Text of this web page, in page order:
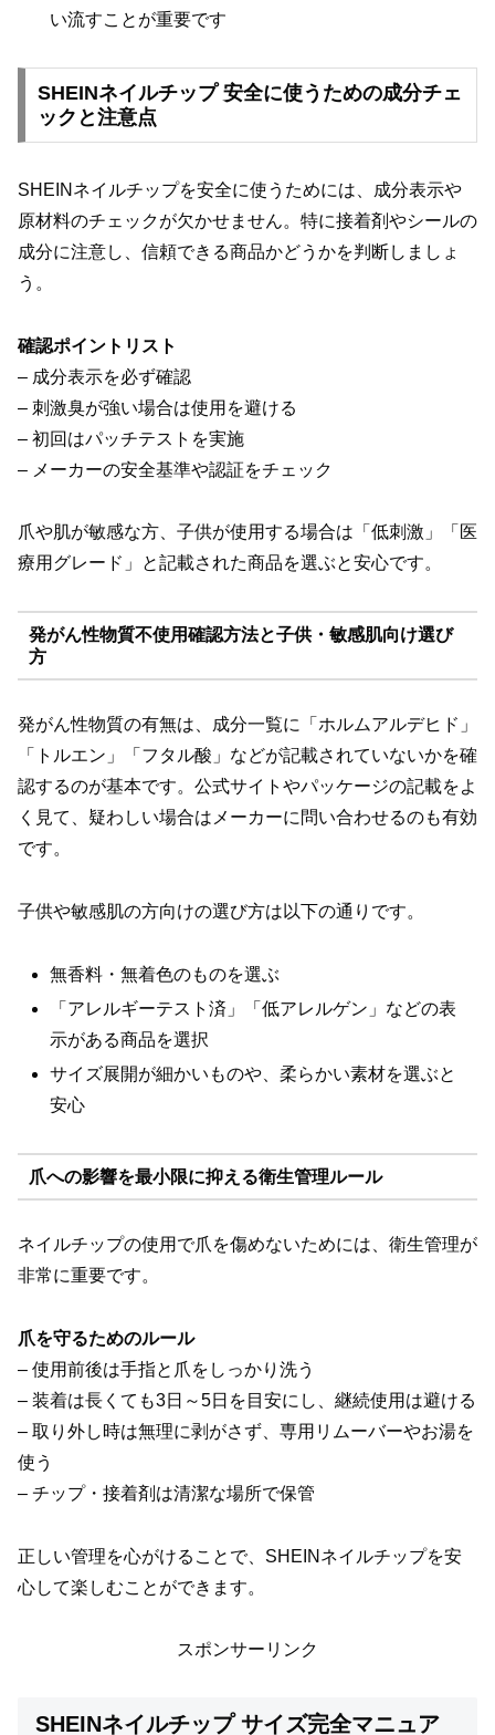
い流すことが重要です
SHEINネイルチップ 安全に使うための成分チェ
ックと注意点
SHEINネイルチップを安全に使うためには、成分表示や
原材料のチェックが欠かせません。特に接着剤やシールの
成分に注意し、信頼できる商品かどうかを判断しましょ
う。
確認ポイントリスト
– 成分表示を必ず確認
– 刺激臭が強い場合は使用を避ける
– 初回はパッチテストを実施
– メーカーの安全基準や認証をチェック
爪や肌が敏感な方、子供が使用する場合は「低刺激」「医
療用グレード」と記載された商品を選ぶと安心です。
発がん性物質不使用確認方法と子供・敏感肌向け選び
方
発がん性物質の有無は、成分一覧に「ホルムアルデヒド」
「トルエン」「フタル酸」などが記載されていないかを確
認するのが基本です。公式サイトやパッケージの記載をよ
く見て、疑わしい場合はメーカーに問い合わせるのも有効
です。
子供や敏感肌の方向けの選び方は以下の通りです。
無香料・無着色のものを選ぶ
「アレルギーテスト済」「低アレルゲン」などの表
示がある商品を選択
サイズ展開が細かいものや、柔らかい素材を選ぶと
安心
爪への影響を最小限に抑える衛生管理ルール
ネイルチップの使用で爪を傷めないためには、衛生管理が
非常に重要です。
爪を守るためのルール
– 使用前後は手指と爪をしっかり洗う
– 装着は長くても3日～5日を目安にし、継続使用は避ける
– 取り外し時は無理に剥がさず、専用リムーバーやお湯を
使う
– チップ・接着剤は清潔な場所で保管
正しい管理を心がけることで、SHEINネイルチップを安
心して楽しむことができます。
スポンサーリンク
SHEINネイルチップ サイズ完全マニュア